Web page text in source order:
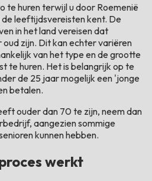
te huren terwijl u door Roemenië
leeftijdsvereisten kent. De
in het land vereisen dat
oud zijn. Dit kan echter variëren
van het type en de grootte
te huren. Het is belangrijk op te
de 25 jaar mogelijk een 'jonge
betalen.
ouder dan 70 te zijn, neem dan
aangezien sommige
kunnen hebben.
werkt